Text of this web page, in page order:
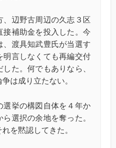
、辺野古周辺の久志３区
接補助金を投入した。今
、渡具知武豊氏が当選す
明言しなくても再編交付
た。何でもありなら、
は成り立たない。
選挙の構図自体を４年か
選択の余地を奪った。
を黙認してきた。